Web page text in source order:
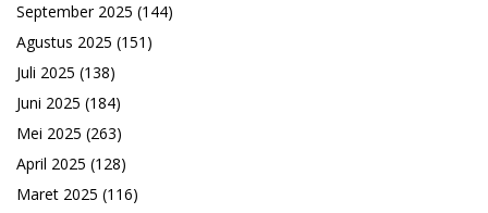
September 2025 (144)
Agustus 2025 (151)
Juli 2025 (138)
Juni 2025 (184)
Mei 2025 (263)
April 2025 (128)
Maret 2025 (116)